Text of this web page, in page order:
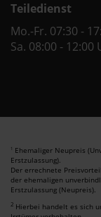
Teiledienst
Mo.-Fr. 07:30 -
Sa. 08:00 - 12:00
1 Ehemaliger Neupreis
Erstzulassung).
Der errechnete
der ehemaligen
Erstzulassung (Neupreis).
2 Hierbei handelt es sich